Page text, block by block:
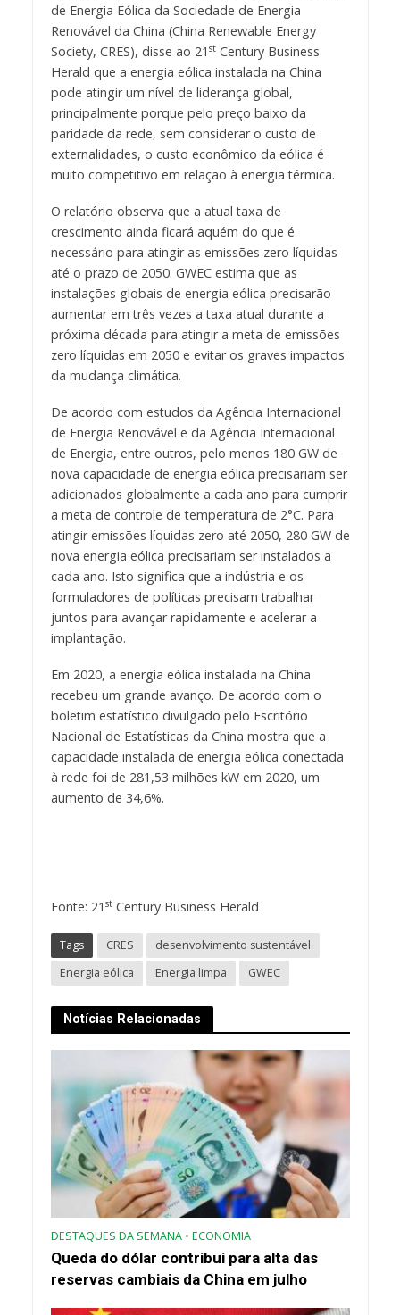
de Energia Eólica da Sociedade de Energia
Renovável da China (China Renewable Energy
Society, CRES), disse ao 21 stCentury Business
Herald que a energia eólica instalada na China
pode atingir um nível de liderança global,
principalmente porque pelo preço baixo da
paridade da rede, sem considerar o custo de
externalidades, o custo econômico da eólica é
muito competitivo em relação à energia térmica.
O relatório observa que a atual taxa de
crescimento ainda ficará aquém do que é
necessário para atingir as emissões zero líquidas
até o prazo de 2050. GWEC estima que as
instalações globais de energia eólica precisarão
aumentar em três vezes a taxa atual durante a
próxima década para atingir a meta de emissões
zero líquidas em 2050 e evitar os graves impactos
da mudança climática.
De acordo com estudos da Agência Internacional
de Energia Renovável e da Agência Internacional
de Energia, entre outros, pelo menos 180 GW de
nova capacidade de energia eólica precisariam ser
adicionados globalmente a cada ano para cumprir
a meta de controle de temperatura de 2°C. Para
atingir emissões líquidas zero até 2050, 280 GW de
nova energia eólica precisariam ser instalados a
cada ano. Isto significa que a indústria e os
formuladores de políticas precisam trabalhar
juntos para avançar rapidamente e acelerar a
implantação.
Em 2020, a energia eólica instalada na China
recebeu um grande avanço. De acordo com o
boletim estatístico divulgado pelo Escritório
Nacional de Estatísticas da China mostra que a
capacidade instalada de energia eólica conectada
à rede foi de 281,53 milhões kW em 2020, um
aumento de 34,6%.
Fonte: 21 stCentury Business Herald
Tags CRES
desenvolvimento sustentável
Energia eólica
Energia limpa GWEC
Notícias Relacionadas
DESTAQUES DA SEMANA • ECONOMIA
Queda do dólar contribui para alta das
reservas cambiais da China em julho